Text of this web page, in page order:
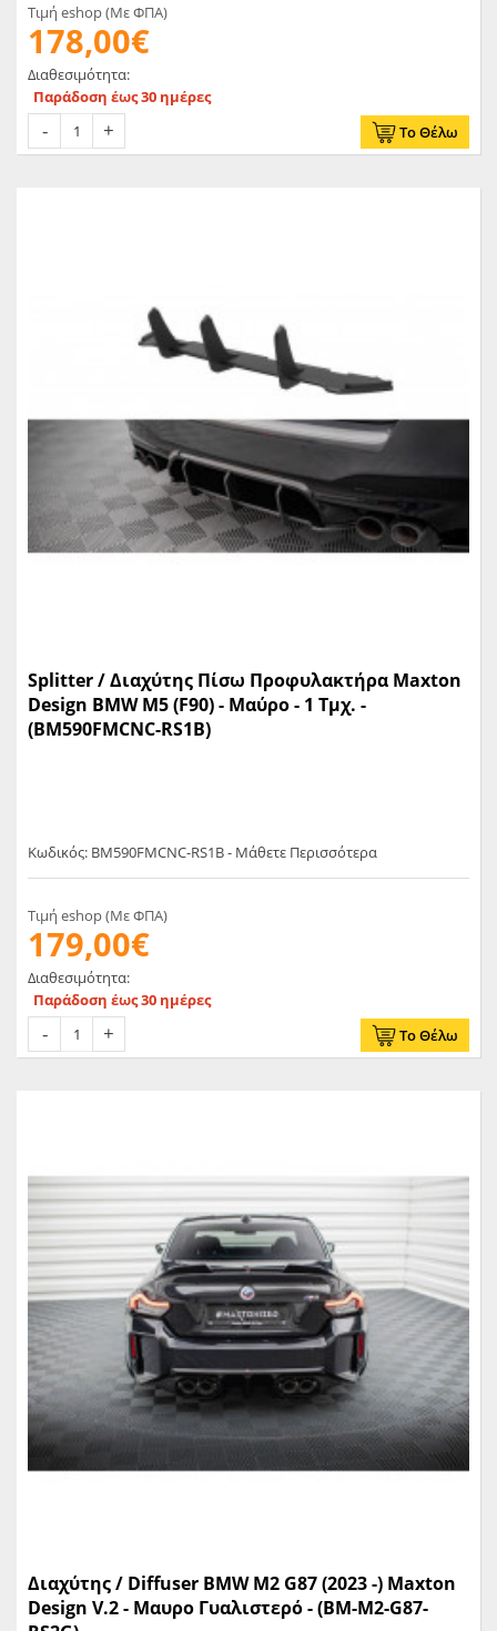
Τιμή eshop (Με ΦΠΑ)
178,00€
Διαθεσιμότητα:
Παράδοση έως 30 ημέρες
Το Θέλω
Splitter / Διαχύτης Πίσω Προφυλακτήρα Maxton
Design BMW M5 (F90) - Μαύρο - 1 Τμχ. -
(BM590FMCNC-RS1B)
Κωδικός: BM590FMCNC-RS1B - Μάθετε Περισσότερα
Τιμή eshop (Με ΦΠΑ)
179,00€
Διαθεσιμότητα:
Παράδοση έως 30 ημέρες
Το Θέλω
Διαχύτης / Diffuser BMW M2 G87 (2023 -) Maxton
Design V.2 - Μαυρο Γυαλιστερό - (BM-M2-G87-